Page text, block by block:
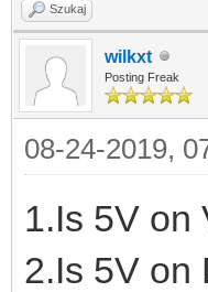
Szukaj
wilkxt
Posting Freak
08-24-2019,
1.Is 5V on
2.Is 5V on